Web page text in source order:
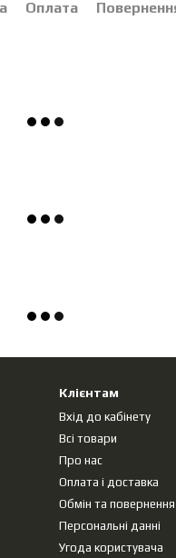
Оплата
Клієнтам
Вхід до кабінету
Всі товари
Про нас
Оплата і доставка
Обмін та повернення
Персональні данні
Угода користувача